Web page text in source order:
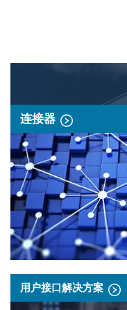
连接器
用户接口解决方案